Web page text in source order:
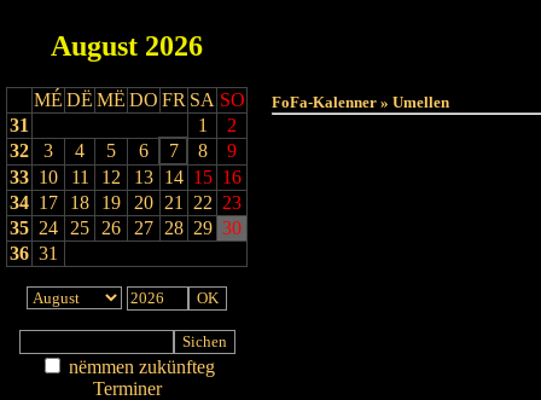
August 2026
MÉ DË MË DO FR SA SO
31
1
2
32
3 4 5 6 7 8
9
33 10 11 12 13 14 15 16
34 17 18 19 20 21 22 23
35 24 25 26 27 28 29 30
36 31
nëmmen zukünfteg
Terminer
FoFa-Kalenner » Umellen